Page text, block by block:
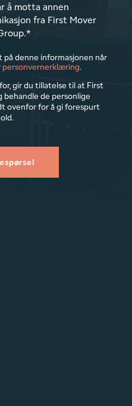
å motta annen
fra First Mover
*
denne informasjonen når
personvernerklæring.
gir du tillatelse til at First
behandle de personlige
ovenfor for å gi forespurt